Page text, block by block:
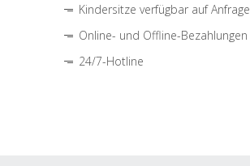
Kindersitze verfügbar auf Anfrage
Online- und Offline-Bezahlungen
24/7-Hotline